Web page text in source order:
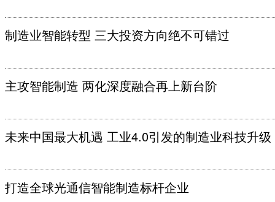
制造业智能转型 三大投资方向绝不可错过
主攻智能制造 两化深度融合再上新台阶
未来中国最大机遇 工业4.0引发的制造业科技升级
打造全球光通信智能制造标杆企业